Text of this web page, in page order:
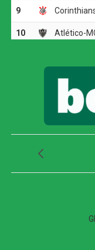
disputa por
classificação.
Juventude e
Em uma bola
se atrapalhou, e
finalizar e marcar o
clube mineiro
09 de agosto